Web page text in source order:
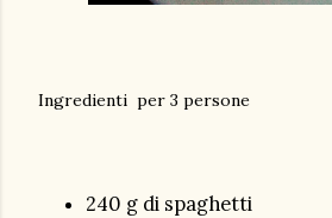
Ingredienti per 3 persone
240 g di spaghetti